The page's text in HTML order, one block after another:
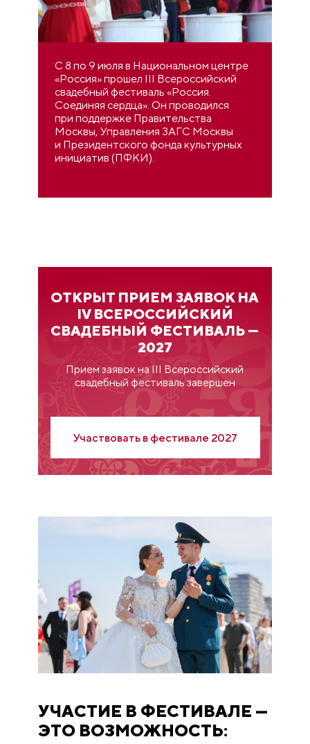
С 8 по 9 июля в Национальном центре
«Россия» прошел III Всероссийский
свадебный фестиваль «Россия.
Соединяя сердца». Он проводился
при поддержке Правительства
Москвы, Управления ЗАГС Москвы
и Президентского фонда культурных
инициатив (ПФКИ).
ОТКРЫТ ПРИЕМ ЗАЯВОК НА
IV ВСЕРОССИЙСКИЙ
СВАДЕБНЫЙ ФЕСТИВАЛЬ —
2027
Прием заявок на III Всероссийский
свадебный фестиваль завершен
Участвовать в фестивале 2027
УЧАСТИЕ В ФЕСТИВАЛЕ —
ЭТО ВОЗМОЖНОСТЬ: